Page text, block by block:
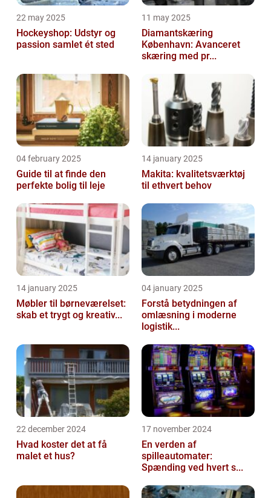
22 may 2025
Hockeyshop: Udstyr og
passion samlet ét sted
11 may 2025
Diamantskæring
København: Avanceret
skæring med pr...
04 february 2025
Guide til at finde den
perfekte bolig til leje
14 january 2025
Makita: kvalitetsværktøj
til ethvert behov
14 january 2025
Møbler til børneværelset:
skab et trygt og kreativ...
04 january 2025
Forstå betydningen af
omlæsning i moderne
logistik...
22 december 2024
Hvad koster det at få
malet et hus?
17 november 2024
En verden af
spilleautomater:
Spænding ved hvert s...